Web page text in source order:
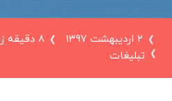
۲ اردیبهشت ۱۳۹۷ 8 دقیقه زمان مطالعه
تبلیغات